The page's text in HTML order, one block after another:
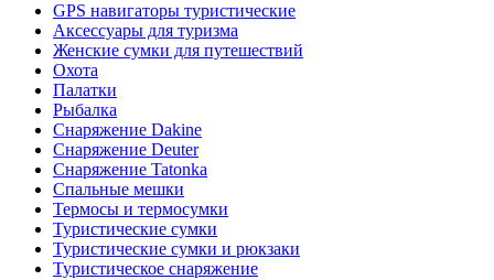
GPS навигаторы туристические
Аксессуары для туризма
Женские сумки для путешествий
Охота
Палатки
Рыбалка
Снаряжение Dakine
Снаряжение Deuter
Снаряжение Tatonka
Спальные мешки
Термосы и термосумки
Туристические сумки
Туристические сумки и рюкзаки
Туристическое снаряжение